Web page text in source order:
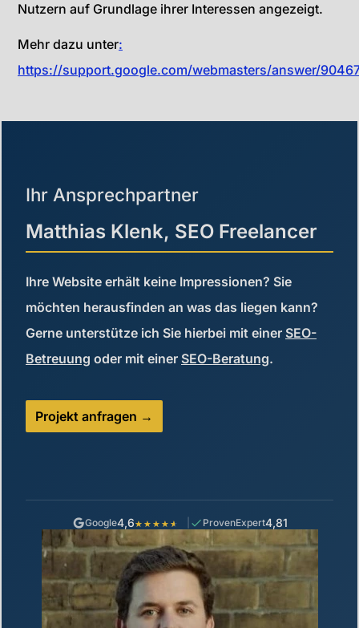
Nutzern auf Grundlage ihrer Interessen angezeigt.
Mehr dazu unter:
https://support.google.com/webmasters/answer/
Ihr Ansprechpartner
Matthias Klenk, SEO Freelancer
Ihre Website erhält keine Impressionen? Sie
möchten herausfinden an was das liegen kann?
Gerne unterstütze ich Sie hierbei mit einer SEO-
Betreuung oder mit einer SEO-Beratung.
Projekt anfragen
Google4,6★★★★★ ProvenExpert4,81